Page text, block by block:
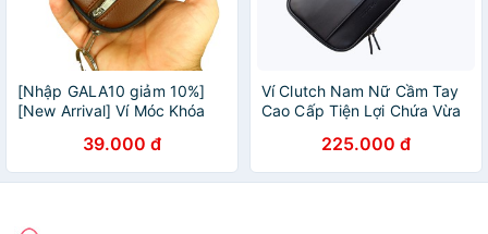
[Nhập GALA10 giảm 10%]
[New Arrival] Ví Móc Khóa
Xe ATM Galaxy Store
GVMK05
39.000 đ
Ví Clutch Nam Nữ Cầm Tay
Cao Cấp Tiện Lợi Chứa Vừa
Nhân Galaxy Store GCL01 -
Hàng Chính Hãng
225.000 đ